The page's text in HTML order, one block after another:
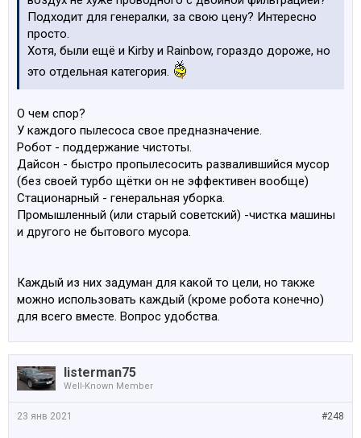
Подходит для генералки, за свою цену? Интересно
просто.
Хотя, были ещё и Kirby и Rainbow, гораздо дороже, но
это отдельная категория.
О чем спор?
У каждого пылесоса свое предназначение.
Робот - поддержание чистоты.
Дайсон - быстро пропылесосить развалившийся мусор
(без своей турбо щётки он не эффективен вообще)
Стационарный - генеральная уборка.
Промышленный (или старый советский) -чистка машины
и другого не бытового мусора.
Каждый из них задуман для какой то цели, но также
можно использовать каждый (кроме робота конечно)
для всего вместе. Вопрос удобства.
listerman75
Well-Known Member
#248
23 янв 2021